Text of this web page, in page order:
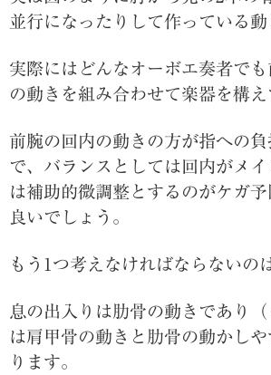
並行になったりして作っている動
実際にはどんなオーボエ奏者で
の動きを組み合わせて楽器を構え
前腕の回内の動きの方が指への
で、バランスとしては回内がメイ
は補助的微調整とするのがケガ
良いでしょう。
もう1つ考えなければならないの
息の出入りは肋骨の動きであり
は肩甲骨の動きと肋骨の動かし
ります。